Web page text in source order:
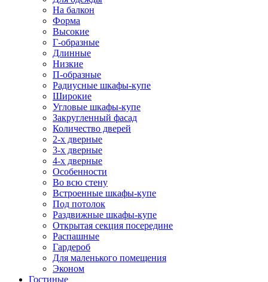
На балкон
Форма
Высокие
Г-образные
Длинные
Низкие
П-образные
Радиусные шкафы-купе
Широкие
Угловые шкафы-купе
Закругленный фасад
Количество дверей
2-х дверные
3-х дверные
4-х дверные
Особенности
Во всю стену
Встроенные шкафы-купе
Под потолок
Раздвижные шкафы-купе
Открытая секция посередине
Распашные
Гардероб
Для маленького помещения
Эконом
Гостиные